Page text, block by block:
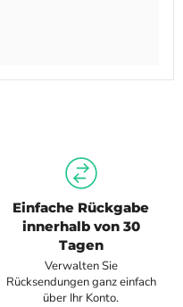
Einfache Rückgabe
innerhalb von 30
Tagen
Verwalten Sie
Rücksendungen ganz einfach
über Ihr Konto.